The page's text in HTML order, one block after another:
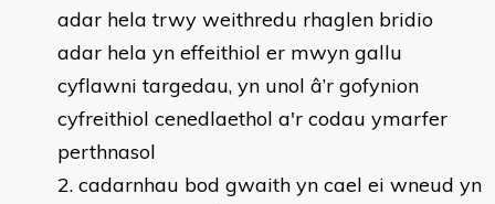
adar hela trwy weithredu rhaglen bridio
adar hela yn effeithiol er mwyn gallu
cyflawni targedau, yn unol â’r gofynion
cyfreithiol cenedlaethol a'r codau ymarfer
perthnasol
cadarnhau bod gwaith yn cael ei wneud yn